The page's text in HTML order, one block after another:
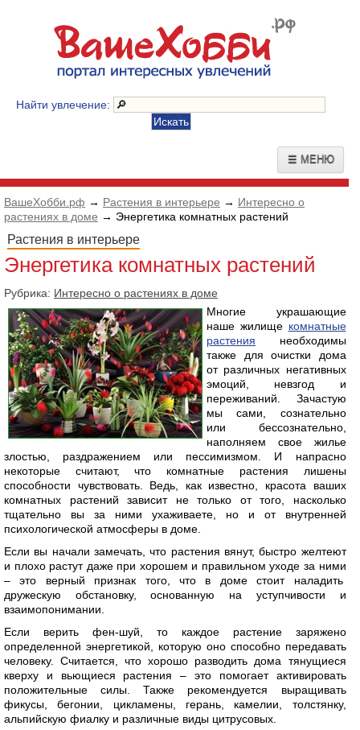
Найти увлечение:
☰ МЕНЮ
ВашеХобби.рф → Растения в интерьере → Интересно о
растениях в доме → Энергетика комнатных растений
Растения в интерьере
Энергетика комнатных растений
Рубрика: Интересно о растениях в доме
Многие украшающие
наше жилище комнатные
растения необходимы
также для очистки дома
от различных негативных
эмоций, невзгод и
переживаний. Зачастую
мы сами, сознательно
или бессознательно,
наполняем свое жилье
злостью, раздражением или пессимизмом. И напрасно
некоторые считают, что комнатные растения лишены
способности чувствовать. Ведь, как известно, красота ваших
комнатных растений зависит не только от того, насколько
тщательно вы за ними ухаживаете, но и от внутренней
психологической атмосферы в доме.
Если вы начали замечать, что растения вянут, быстро желтеют
и плохо растут даже при хорошем и правильном уходе за ними
– это верный признак того, что в доме стоит наладить
дружескую обстановку, основанную на уступчивости и
взаимопонимании.
Если верить фен-шуй, то каждое растение заряжено
определенной энергетикой, которую оно способно передавать
человеку. Считается, что хорошо разводить дома тянущиеся
кверху и вьющиеся растения – это помогает активировать
положительные силы. Также рекомендуется выращивать
фикусы, бегонии, цикламены, герань, камелии, толстянку,
альпийскую фиалку и различные виды цитрусовых.